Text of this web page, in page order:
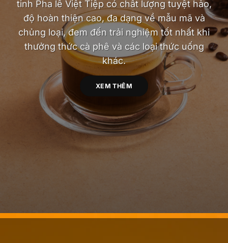
tinh Pha lê Việt Tiệp có chất lượng tuyệt hảo,
độ hoàn thiện cao, đa dạng về mẫu mã và
chủng loại, đem đến trải nghiệm tốt nhất khi
thưởng thức cà phê và các loại thức uống
khác.
XEM THÊM